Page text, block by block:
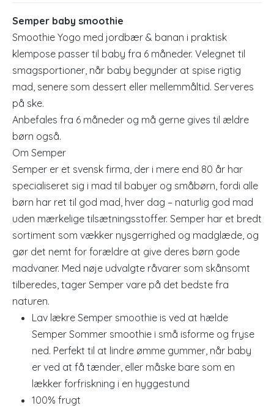
Semper baby smoothie
Smoothie Yogo med jordbær & banan i praktisk
klempose passer til baby fra 6 måneder. Velegnet til
smagsportioner, når baby begynder at spise rigtig
mad, senere som dessert eller mellemmåltid. Serveres
på ske.
Anbefales fra 6 måneder og må gerne gives til ældre
børn også.
Om Semper
Semper er et svensk firma, der i mere end 80 år har
specialiseret sig i mad til babyer og småbørn, fordi alle
børn har ret til god mad, hver dag – naturlig god mad
uden mærkelige tilsætningsstoffer. Semper har et bredt
sortiment som vækker nysgerrighed og madglæde, og
gør det nemt for forældre at give deres børn gode
madvaner. Med nøje udvalgte råvarer som skånsomt
tilberedes, tager Semper vare på det bedste fra
naturen.
Lav lækre Semper smoothie is ved at hælde
Semper Sommer smoothie i små isforme og fryse
ned. Perfekt til at lindre ømme gummer, når baby
er ved at få tænder, eller måske bare som en
lækker forfriskning i en hyggestund
100% frugt